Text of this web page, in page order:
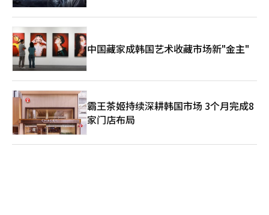
中国藏家成韩国艺术收藏市场新"金主"
霸王茶姬持续深耕韩国市场 3个月完成8
家门店布局